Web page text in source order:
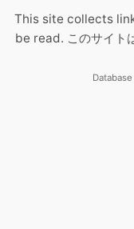
This site collects
be read. このサイト